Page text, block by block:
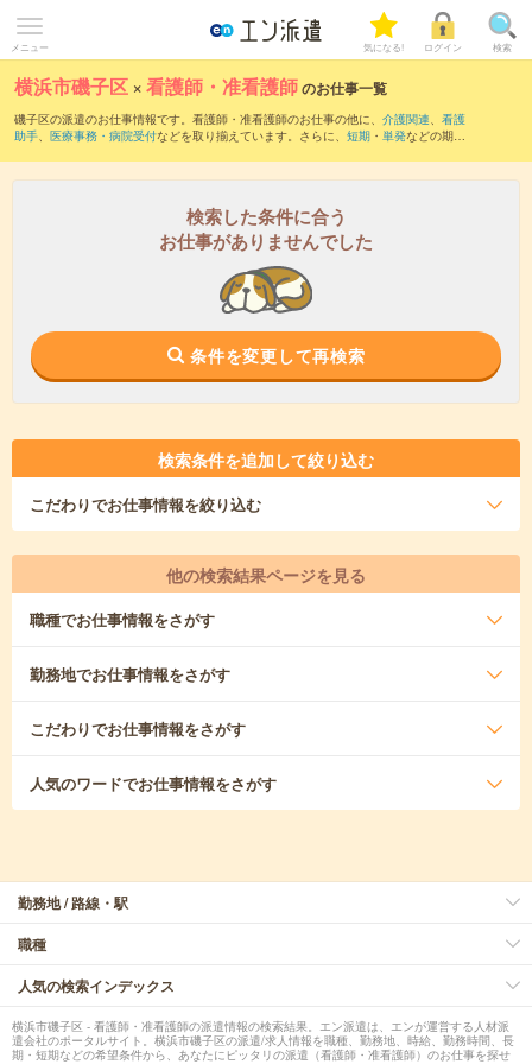
メニュー 気になる! ログイン 検索
横浜市磯子区 ×看護師・准看護師のお仕事一覧
磯子区の派遣のお仕事情報です。看護師・准看護師のお仕事の他に、 介護関連、 看護
助手、 医療事務・病院受付などを取り揃えています。さらに、 短期 ・ 単発などの期間
検索した条件に合う
お仕事がありませんでした
条件を変更して再検索
検索条件を追加して絞り込む
こだわりでお仕事情報を絞り込む
他の検索結果ページを見る
職種でお仕事情報をさがす
勤務地でお仕事情報をさがす
こだわりでお仕事情報をさがす
人気のワードでお仕事情報をさがす
勤務地 / 路線・駅
職種
人気の検索インデックス
横浜市磯子区 - 看護師・准看護師の派遣情報の検索結果。エン派遣は、エンが運営する人材派
遣会社のポータルサイト。横浜市磯子区の派遣/求人情報を職種、勤務地、時給、勤務時間、長
期・短期などの希望条件から、あなたにピッタリの派遣（看護師・准看護師）のお仕事を探せ